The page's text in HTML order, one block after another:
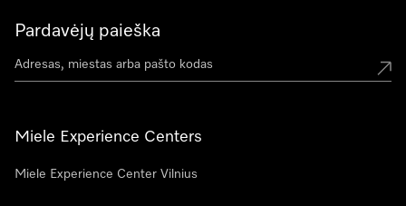
Pardavėjų paieška
Miele Experience Centers
Miele Experience Center Vilnius